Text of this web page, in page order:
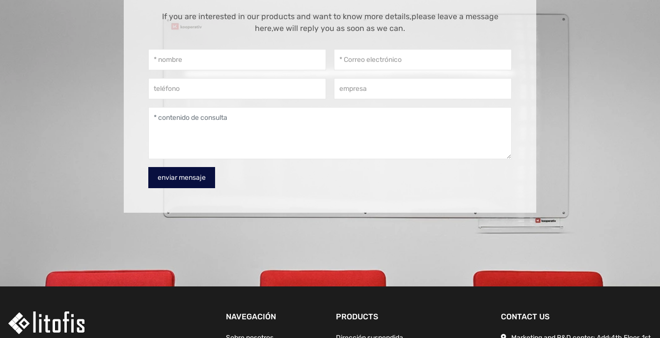
If you are interested in our products and want to know more details,please leave a message
here,we will reply you as soon as we can.
enviar mensaje
NAVEGACIÓN PRODUCTS CONTACT US